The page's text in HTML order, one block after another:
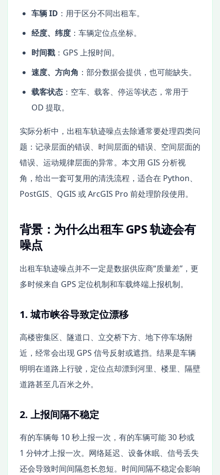
车辆 ID ：用于区分不同出租车。
经度、纬度 ：车辆定位点坐标。
时间戳：GPS 上报时间。
速度、方向角 ：部分数据会提供，也可能缺失。
载客状态 ：空车、载客、停运等状态，常用于
OD 提取。
实际分析中，出租车轨迹噪点去除通常要处理四类问
题：记录层面的错误、时间层面的错误、空间层面的
错误、运动规律层面的异常。本文用 GIS 分析视
角，给出一套可复用的清洗流程，适合在 Python、
PostGIS、QGIS 或 ArcGIS Pro 前处理阶段使用。
背景：为什么出租车 GPS 轨迹会有
噪点
出租车轨迹噪点并不一定是数据供应商“质量差”，更
多时候来自 GPS 定位机制和车载终端上报机制。
1. 城市峡谷导致定位漂移
高楼密集区、隧道口、立交桥下方、地下停车场附
近，经常会出现 GPS 信号反射或遮挡。结果是车辆
明明在道路上行驶，定位点却漂到河里、楼里、隔壁
道路甚至几百米之外。
2. 上报间隔不稳定
有的车辆每 10 秒上报一次，有的车辆可能 30 秒或
1 分钟才上报一次。网络延迟、设备休眠、信号丢失
还会导致时间间隔忽长忽短。时间间隔不稳定会影响